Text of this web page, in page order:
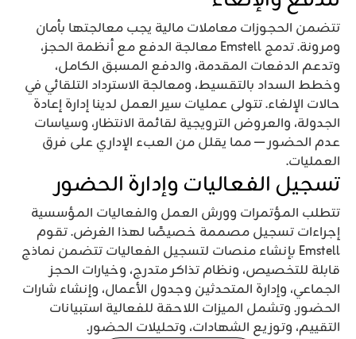
تتضمن الحجوزات معاملات مالية يجب معالجتها بأمان
ومرونة. تدمج Emstell معالجة الدفع مع أنظمة الحجز،
وتدعم الدفعات المقدمة، والدفع المسبق الكامل،
وخطط السداد بالتقسيط، ومعالجة الاسترداد التلقائي في
حالات الإلغاء. تتولى عمليات سير العمل لدينا إدارة إعادة
الجدولة، والعروض الترويجية لقائمة الانتظار، وسياسات
عدم الحضور — مما يقلل من العبء الإداري على فرق
العمليات.
تسجيل الفعاليات وإدارة الحضور
تتطلب المؤتمرات وورش العمل والفعاليات المؤسسية
إجراءات تسجيل مصممة خصيصًا لهذا الغرض. تقوم
Emstell بإنشاء منصات لتسجيل الفعاليات تتضمن نماذج
قابلة للتخصيص، ونظام تذاكر متدرج، وخيارات الحجز
الجماعي، وإدارة المتحدثين وجدول الأعمال، وإنشاء شارات
الحضور. وتشمل الميزات اللاحقة للفعالية استبيانات
التقييم، وتوزيع الشهادات، وتحليلات الحضور.